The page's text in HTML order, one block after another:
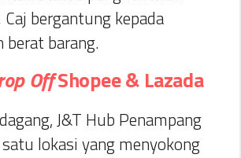
Caj bergantung kepada
barang.
OffShopee & Lazada
J&T Hub Penampang
lokasi yang menyokong